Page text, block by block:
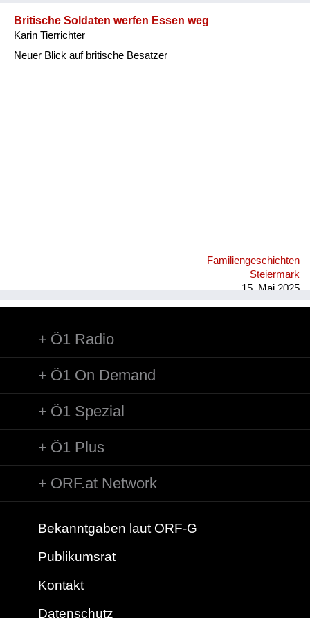
Britische Soldaten werfen Essen weg
Karin Tierrichter
Neuer Blick auf britische Besatzer
Familiengeschichten
Steiermark
15. Mai 2025
Ö1 Radio
Ö1 On Demand
Ö1 Spezial
Ö1 Plus
ORF.at Network
Bekanntgaben laut ORF-G
Publikumsrat
Kontakt
Datenschutz